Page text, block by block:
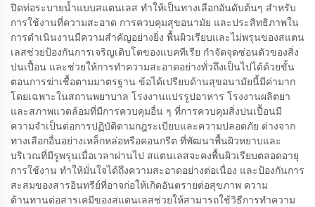
ปิดท่อระบายน้ำแบบสแตนเลส ทำให้เป็นทางเลือกอันดับต้นๆ สำหรับ
การใช้งานที่ความสะอาด การควบคุมสุขอนามัย และประสิทธิภาพใน
การดำเนินงานมีความสำคัญอย่างยิ่ง พื้นผิวเรียบและไม่พรุนของสแตน
เลสช่วยป้องกันการเจริญเติบโตของแบคทีเรีย กำจัดจุดซ่อนตัวของสิ่ง
ปนเปื้อน และช่วยให้การทำความสะอาดอย่างทั่วถึงเป็นไปได้ด้วยขั้น
ตอนการฆ่าเชื้อตามมาตรฐาน ข้อได้เปรียบด้านสุขอนามัยนี้มีค่ามาก
โดยเฉพาะในสถานพยาบาล โรงงานแปรรูปอาหาร โรงงานผลิตยา
และสภาพแวดล้อมที่มีการควบคุมอื่น ๆ ที่การควบคุมสิ่งปนเปื้อนมี
ความจำเป็นต่อการปฏิบัติตามกฎระเบียบและความปลอดภัย ต่างจาก
ทางเลือกอื่นอย่างเหล็กหล่อหรือคอนกรีต ที่พัฒนาพื้นผิวหยาบและ
บริเวณที่มีรูพรุนเมื่อเวลาผ่านไป สแตนเลสจะคงพื้นผิวเรียบตลอดอายุ
การใช้งาน ทำให้มั่นใจได้ถึงความสะอาดอย่างต่อเนื่อง และป้องกันการ
สะสมของสารอินทรีย์ที่อาจก่อให้เกิดอันตรายต่อสุขภาพ ความ
ต้านทานต่อสารเคมีของสแตนเลสช่วยให้สามารถใช้วิธีการทำความ